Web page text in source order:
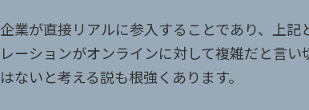
業が直接リアルに参入することであり、上
ーションがオンラインに対して複雑だと言
ないと考える説も根強くあります。